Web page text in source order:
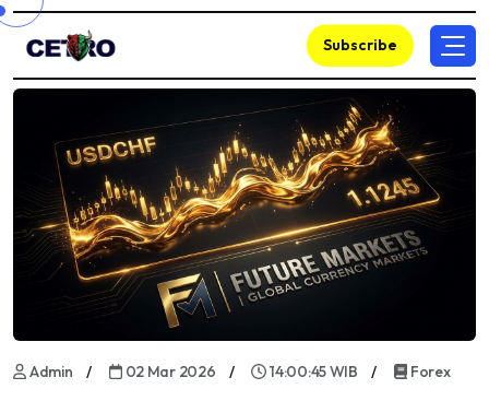
Subscribe
Admin 02 Mar 2026 14:00:45 WIB Forex